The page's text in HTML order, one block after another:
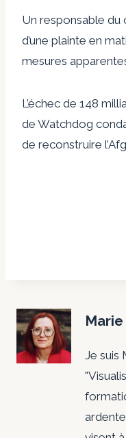
Un responsable du
d’une plainte en
mesures
L’échec de 148
de Watchdog
de reconstruire
Marie
Je suis